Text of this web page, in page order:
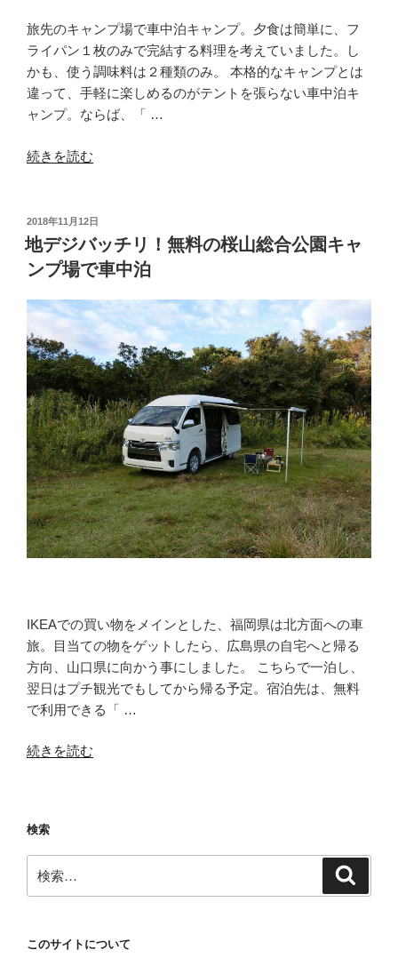
の
後
に”
の
旅先のキャンプ場で車中泊キャンプ。夕食は簡単に、フ
ライパン１枚のみで完結する料理を考えていました。し
かも、使う調味料は２種類のみ。 本格的なキャンプとは
違って、手軽に楽しめるのがテントを張らない車中泊キ
ャンプ。ならば、「 …
“秘
粉
だ
れ
魔
の
ス
パ
イ
ス
「マ
キ
シ
マ
ム」
で
調
理”
の
続きを読む
投
稿
日:
2018年11月12日
地デジバッチリ！無料の桜山総合公園キャ
ンプ場で車中泊
IKEAでの買い物をメインとした、福岡県は北方面への車
旅。目当ての物をゲットしたら、広島県の自宅へと帰る
方向、山口県に向かう事にしました。 こちらで一泊し、
翌日はプチ観光でもしてから帰る予定。宿泊先は、無料
で利用できる「 …
“地
ッ
チ
リ！
無
の
続きを読む
検索
索:
このサイトについて